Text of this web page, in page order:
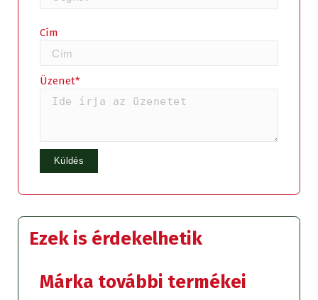
Cím
Üzenet*
Ezek is érdekelhetik
Márka további termékei